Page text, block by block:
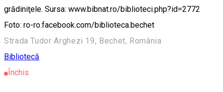
grădiniţele. Sursa: www.bibnat.ro/biblioteci.php?id=2772
Foto: ro-ro.facebook.com/biblioteca.bechet
Strada Tudor Arghezi 19, Bechet, România
Bibliotecă
Închis